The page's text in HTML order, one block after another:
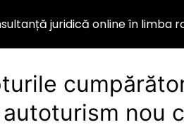
autoturism nou
juridică online în limba